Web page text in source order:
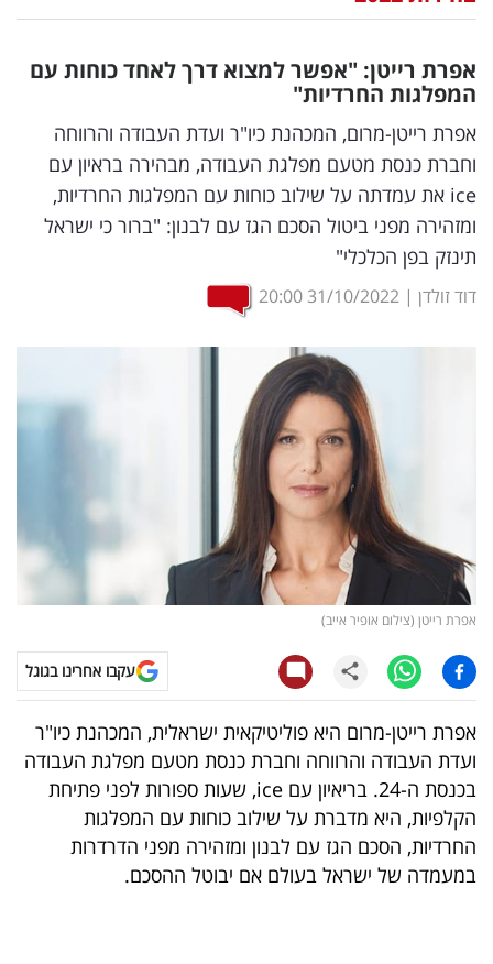
דיגיטל
וטק
שיווק
ופרסום
משפט
מדדים
ומחקרים
קריפטו
ויראלי
עסקי
ספורט
קריירה
ולימודים
מינויים
אפרת רייטן: "אפשר למצוא דרך לאחד כוחות עם
המפלגות החרדיות"
אפרת רייטן-מרום, המכהנת כיו"ר ועדת העבודה והרווחה
וחברת כנסת מטעם מפלגת העבודה, מבהירה בראיון עם
ice את עמדתה על שילוב כוחות עם המפלגות החרדיות,
ומזהירה מפני ביטול הסכם הגז עם לבנון: "ברור כי ישראל
תינזק בפן הכלכלי"
דוד זולדן |
31/10/2022
20:00
אפרת רייטן (צילום אופיר אייב)
עקבו אחרינו בגוגל
אפרת רייטן-מרום היא פוליטיקאית ישראלית, המכהנת כיו"ר
ועדת העבודה והרווחה וחברת כנסת מטעם מפלגת העבודה
בכנסת ה-24. בריאיון עם ice, שעות ספורות לפני פתיחת
הקלפיות, היא מדברת על שילוב כוחות עם המפלגות
החרדיות, הסכם הגז עם לבנון ומזהירה מפני הדרדרות
במעמדה של ישראל בעולם אם יבוטל ההסכם.